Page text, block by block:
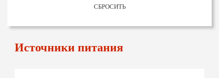
СБРОСИТЬ
Источники питания